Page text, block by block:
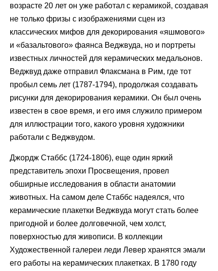
возрасте 20 лет он уже работал с керамикой, создавая
не только фризы с изображениями сцен из
классических мифов для декорирования «яшмового»
и «базальтового» фаянса Веджвуда, но и портреты
известных личностей для керамических медальонов.
Веджвуд даже отправил Флаксмана в Рим, где тот
пробыл семь лет (1787-1794), продолжая создавать
рисунки для декорирования керамики. Он был очень
известен в свое время, и его имя служило примером
для иллюстрации того, какого уровня художники
работали с Веджвудом.
Джордж Стаббс (1724-1806), еще один яркий
представитель эпохи Просвещения, провел
обширные исследования в области анатомии
животных. На самом деле Стаббс надеялся, что
керамические плакетки Веджвуда могут стать более
пригодной и более долговечной, чем холст,
поверхностью для живописи. В коллекции
Художественной галереи леди Левер хранятся эмали
его работы на керамических плакетках. В 1780 году